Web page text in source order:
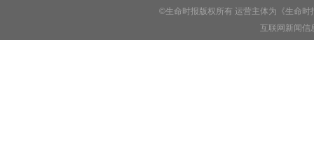
©生命时报版权所有 运营主体为《生命
互联网新闻信